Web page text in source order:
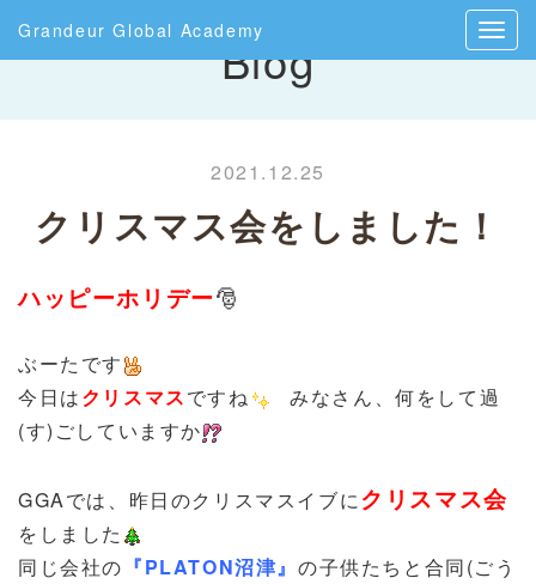
Grandeur Global AcademyBlog
2021.12.25
クリスマス会をしました！
ハッピーホリデー🎅
ぶーたです
今日はクリスマスですね
みなさん、何をして過
(す)ごしていますか
GGAでは、昨日のクリスマスイブにクリスマス会
をしました
同じ会社の 『PLATON沼津』 の子供たちと合同(ごう